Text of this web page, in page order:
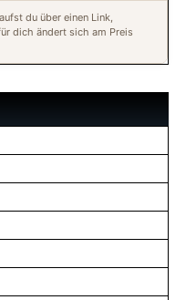
du über einen Link,
dich ändert sich am Preis